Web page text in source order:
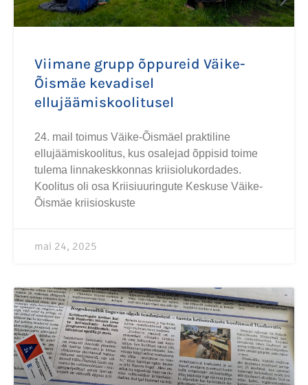
Viimane grupp õppureid Väike-
Õismäe kevadisel
ellujäämiskoolitusel
24. mail toimus Väike-Õismäel praktiline
ellujäämiskoolitus, kus osalejad õppisid toime
tulema linnakeskkonnas kriisiolukordades.
Koolitus oli osa Kriisiuuringute Keskuse Väike-
Õismäe kriisioskuste
mai 24, 2025